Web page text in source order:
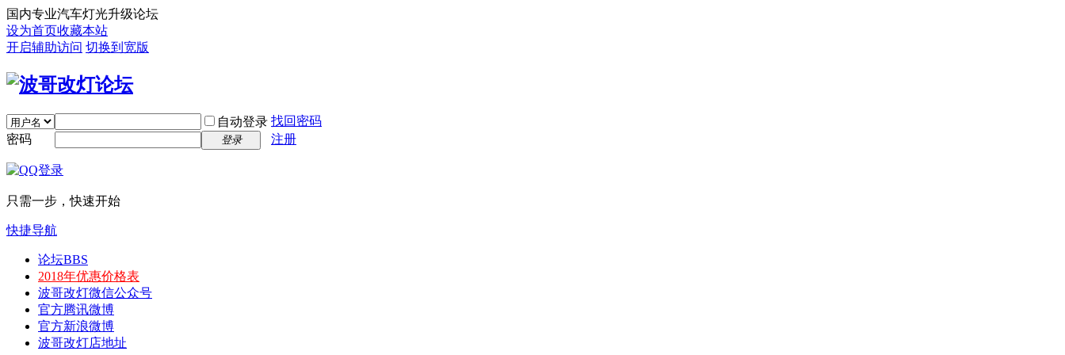
国内专业汽车灯光升级论坛
设为首页收藏本站
开启辅助访问 切换到宽版
自动登录 找回密码
密码
登录 注册
只需一步，快速开始
快捷导航
论坛BBS
2018年优惠价格表
波哥改灯微信公众号
官方腾讯微博
官方新浪微博
波哥改灯店地址